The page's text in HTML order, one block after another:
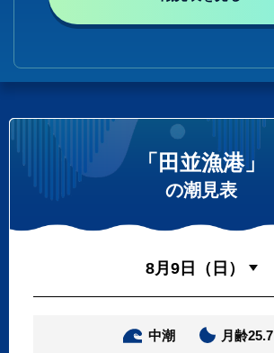
「田並漁港」
の潮見表
中潮 月齢25.7